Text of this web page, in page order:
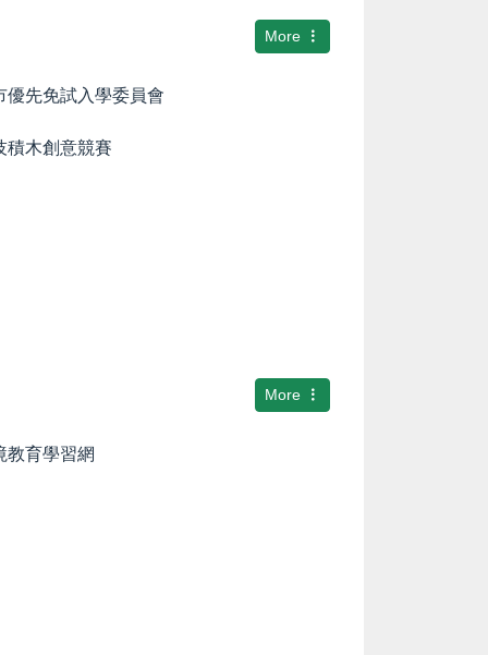
More
先免試入學委員會
積木創意競賽
More
教育學習網